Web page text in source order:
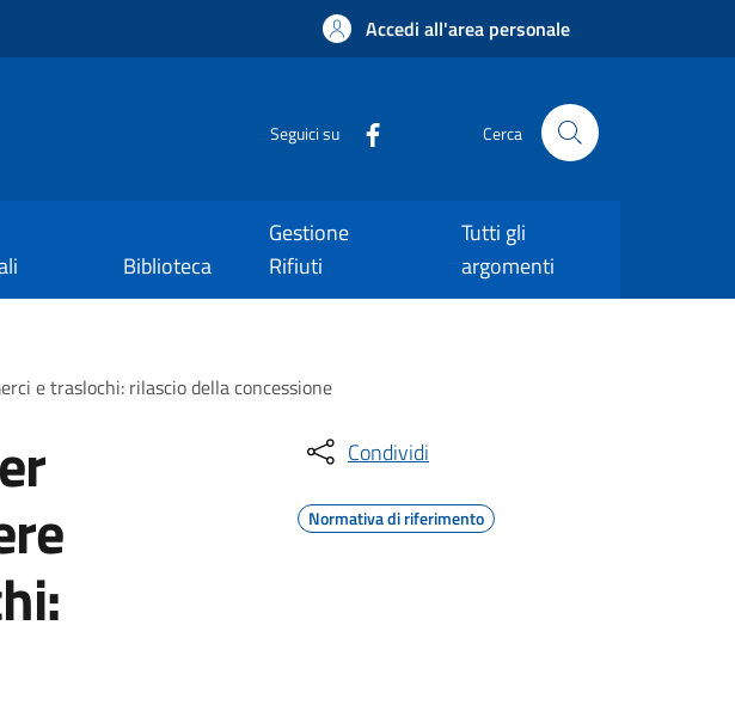
Accedi all'area personale
Seguici su Cerca
Biblioteca
Gestione
Rifiuti
Tutti gli
argomenti
e traslochi: rilascio della concessione
Condividi
Normativa di riferimento